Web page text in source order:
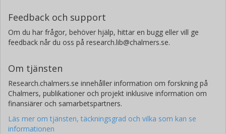
Feedback och support
Om du har frågor, behöver hjälp, hittar en bugg eller vill ge
feedback når du oss på research.lib@chalmers.se.
Om tjänsten
Research.chalmers.se innehåller information om forskning på
Chalmers, publikationer och projekt inklusive information om
finansiärer och samarbetspartners.
Läs mer om tjänsten, täckningsgrad och vilka som kan se
informationen